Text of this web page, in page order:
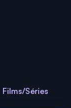
Films/Séries